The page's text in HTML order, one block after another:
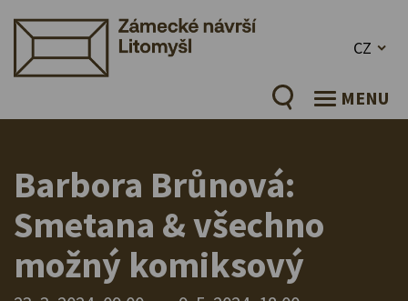
CZ
MENU
Barbora Brůnová:
Smetana & všechno
možný komiksový